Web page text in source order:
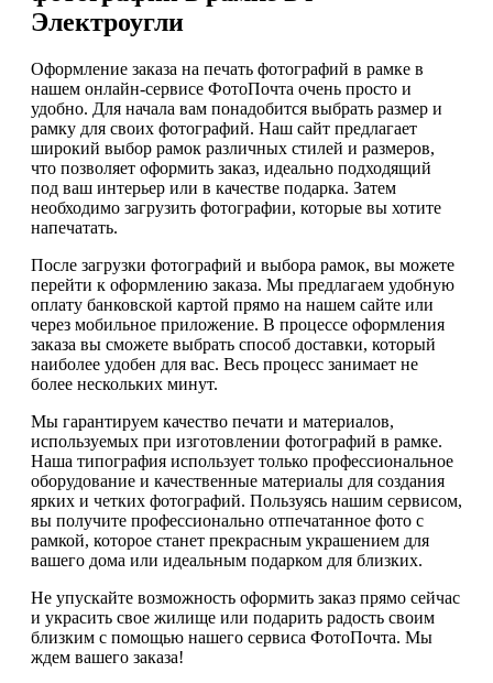
Электроугли
Оформление заказа на печать фотографий в рамке в
нашем онлайн-сервисе ФотоПочта очень просто и
удобно. Для начала вам понадобится выбрать размер и
рамку для своих фотографий. Наш сайт предлагает
широкий выбор рамок различных стилей и размеров,
что позволяет оформить заказ, идеально подходящий
под ваш интерьер или в качестве подарка. Затем
необходимо загрузить фотографии, которые вы хотите
напечатать.
После загрузки фотографий и выбора рамок, вы можете
перейти к оформлению заказа. Мы предлагаем удобную
оплату банковской картой прямо на нашем сайте или
через мобильное приложение. В процессе оформления
заказа вы сможете выбрать способ доставки, который
наиболее удобен для вас. Весь процесс занимает не
более нескольких минут.
Мы гарантируем качество печати и материалов,
используемых при изготовлении фотографий в рамке.
Наша типография использует только профессиональное
оборудование и качественные материалы для создания
ярких и четких фотографий. Пользуясь нашим сервисом,
вы получите профессионально отпечатанное фото с
рамкой, которое станет прекрасным украшением для
вашего дома или идеальным подарком для близких.
Не упускайте возможность оформить заказ прямо сейчас
и украсить свое жилище или подарить радость своим
близким с помощью нашего сервиса ФотоПочта. Мы
ждем вашего заказа!